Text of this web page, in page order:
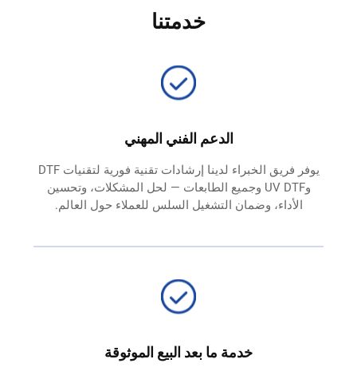
خدمتنا
الدعم الفني المهني
يوفر فريق الخبراء لدينا إرشادات تقنية فورية لتقنيات DTF
وUV DTF وجميع الطابعات — لحل المشكلات، وتحسين
الأداء، وضمان التشغيل السلس للعملاء حول العالم.
خدمة ما بعد البيع الموثوقة